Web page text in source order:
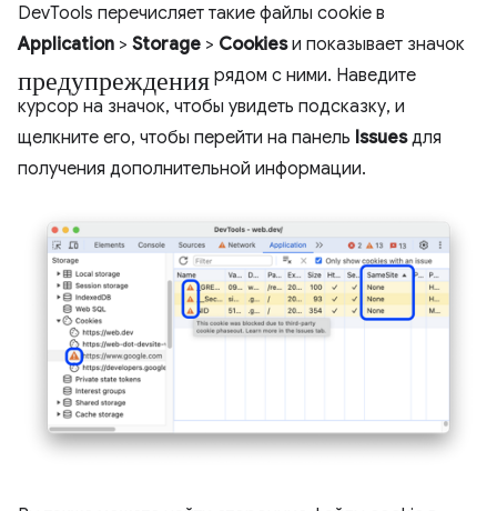
DevTools перечисляет такие файлы cookie в
Application > Storage > Cookiesи показывает значок
предупреждения рядом с ними. Наведите
курсор на значок, чтобы увидеть подсказку, и
щелкните его, чтобы перейти на панель Issuesдля
получения дополнительной информации.